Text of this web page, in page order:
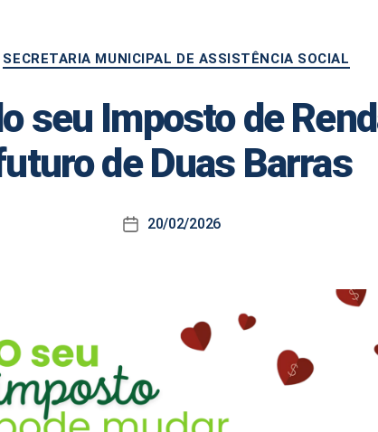
Categorias
SECRETARIA MUNICIPAL DE ASSISTÊNCIA SOCIAL
seu Imposto de
de Duas Barras
Data20/02/2026